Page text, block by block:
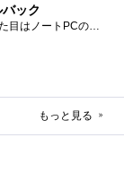
ック
クニペックスのツールバック見た目はノートPCのバックみたい。中には工具を入れるポケットや工具を固定するゴムバンドが付いています。
もっと見る